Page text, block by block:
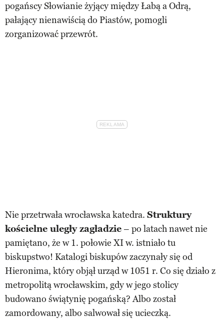
pogańscy Słowianie żyjący między Łabą a Odrą,
pałający nienawiścią do Piastów, pomogli
zorganizować przewrót.
Nie przetrwała wrocławska katedra. Struktury
kościelne uległy zagładzie– po latach nawet nie
pamiętano, że w 1. połowie XI w. istniało tu
biskupstwo! Katalogi biskupów zaczynały się od
Hieronima, który objął urząd w 1051 r. Co się działo z
metropolitą wrocławskim, gdy w jego stolicy
budowano świątynię pogańską? Albo został
zamordowany, albo salwował się ucieczką.